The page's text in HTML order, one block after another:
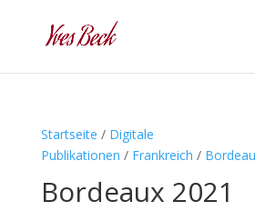
Startseite / Digitale
Publikationen / Frankreich /
Bordeaux 2021